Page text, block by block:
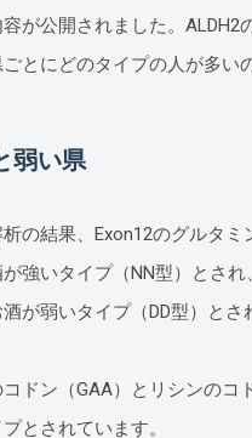
容が公開されました。
とにどのタイプの人が多い
弱い県
の結果、Exon12のグルタ
強いタイプ（NN型）とさ
が弱いタイプ（DD型）とさ
ドン（GAA）とリシンの
とされています。